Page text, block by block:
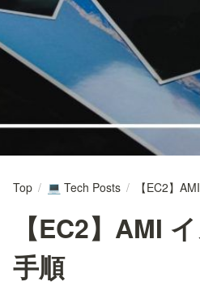
Top / 💻 Tech Posts / 【EC2】
【EC2】AMI
手順